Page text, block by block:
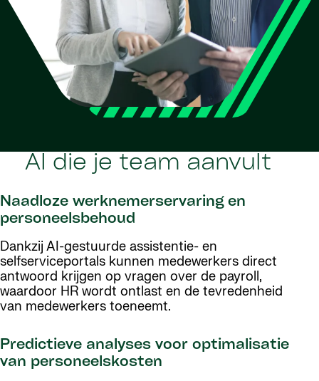
AI die je team aanvult
Naadloze werknemerservaring en
personeelsbehoud
Dankzij AI-gestuurde assistentie- en
selfserviceportals kunnen medewerkers direct
antwoord krijgen op vragen over de payroll,
waardoor HR wordt ontlast en de tevredenheid
van medewerkers toeneemt.
Predictieve analyses voor optimalisatie
van personeelskosten